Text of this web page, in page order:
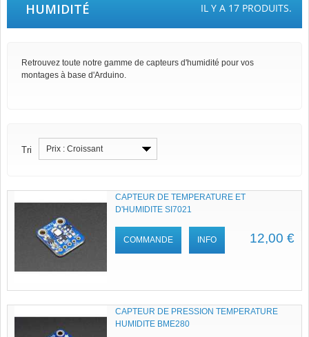
HUMIDITÉ IL Y A 17 PRODUITS.
Retrouvez toute notre gamme de capteurs d'humidité pour vos
montages à base d'Arduino.
Tri Prix : Croissant
CAPTEUR DE TEMPERATURE ET
D'HUMIDITE SI7021
12,00 €
COMMANDE INFO
CAPTEUR DE PRESSION TEMPERATURE
HUMIDITE BME280